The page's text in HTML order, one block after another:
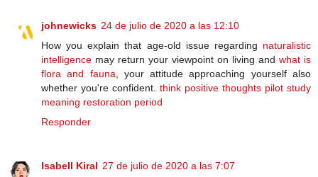
johnewicks 24 de julio de 2020 a las 12:10
How you explain that age-old issue regarding naturalistic
intelligence may return your viewpoint on living and what is
flora and fauna , your attitude approaching yourself also
whether you're confident. think positive thoughts pilot study
meaning restoration period
Responder
Isabell Kiral 27 de julio de 2020 a las 7:07